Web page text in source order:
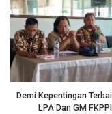
Demi Kepentingan
LPA Dan GM